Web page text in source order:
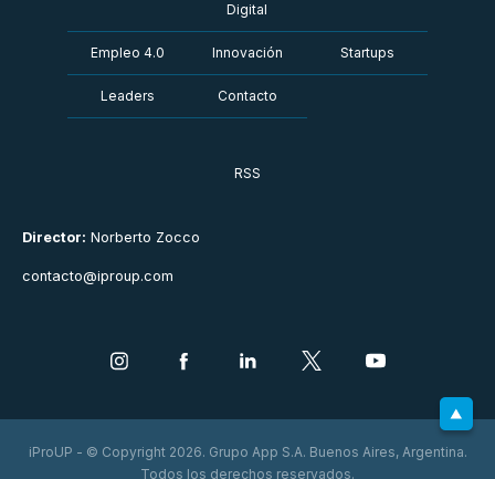
Director: Norberto Zocco
contacto@iproup.com
Digital
Empleo 4.0 Innovación Startups
Leaders Contacto
RSS
iProUP - © Copyright 2026. Grupo App S.A. Buenos Aires, Argentina.
Todos los derechos reservados.